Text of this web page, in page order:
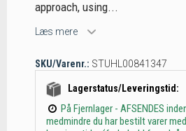
approach, using...
Læs mere
SKU/Varenr.: STUHL00841347
Lagerstatus/Leveringstid:
På Fjernlager - AFSENDES
medmindre du har bestilt varer